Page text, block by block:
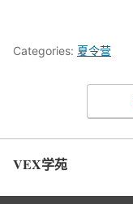
Categories: 夏令营
VEX学苑